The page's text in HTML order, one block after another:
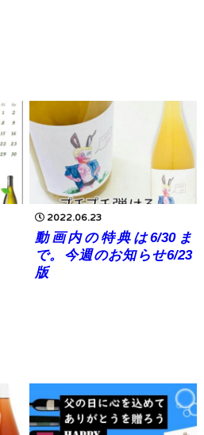
2022.06.23
動画内の特典は6/30ま
で。今週のお知らせ6/23
版